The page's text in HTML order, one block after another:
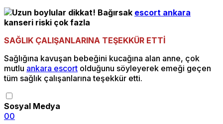
Uzun boylular dikkat! Bağırsak escort ankara
kanseri riski çok fazla
SAĞLIK ÇALIŞANLARINA TEŞEKKÜR ETTİ
Sağlığına kavuşan bebeğini kucağına alan anne, çok
mutlu ankara escort olduğunu söyleyerek emeği geçen
tüm sağlık çalışanlarına teşekkür etti.
Sosyal Medya
00